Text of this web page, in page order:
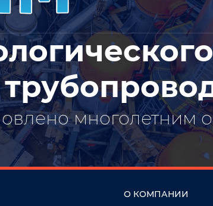
многолетним
О КОМПАНИИ